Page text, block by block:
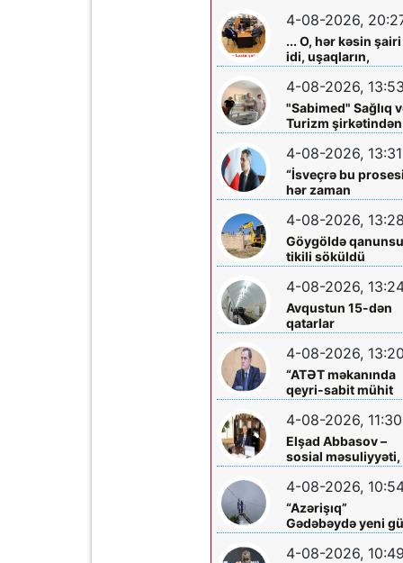
Açıqladı
4-08-2026,
... O, hər kəsin şairi
idi, uşaqların,
gənclərin,
böyüklərin qəlbinə
yol tapan incə
söz sərrafı idi...
4-08-2026, 13:53
"Sabimed" Sağlıq
Turizm şirkətindən
növbəti xeyirxah
addım – Türkiyədə
müalicə alan
körpəyə hərtərəfli
dəstək
4-08-2026, 13:31
“İsveçrə bu prosesi
hər zaman
dəstəkləməyə
hazırdır”
4-08-2026, 13:28
Göygöldə
tikili söküldü
4-08-2026,
Avqustun 15-dən
qatarlar
“Nizami”-“28 May”
arasında
işləməyəcək
4-08-2026, 13:20
“ATƏT məkanında
qeyri-sabit mühit
hökm sürür”
4-08-2026, 11:30
Elşad Abbasov –
sosial məsuliyyəti,
xeyriyyəçiliyi və
dəyərlərə bağlılığı
ilə seçilən nüfuzlu
rəhbər
4-08-2026,
“Azərişıq”
Gədəbəydə yeni
mərkəzləri
quraşdırdı
4-08-2026, 10:49